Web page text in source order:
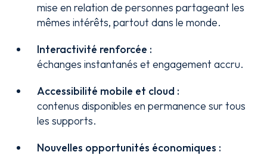
mise en relation de personnes partageant les
mêmes intérêts, partout dans le monde.
Interactivité renforcée :
échanges instantanés et engagement accru.
Accessibilité mobile et cloud :
contenus disponibles en permanence sur tous
les supports.
Nouvelles opportunités économiques :